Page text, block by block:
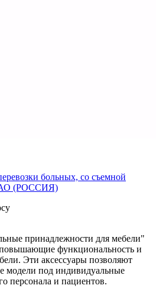
больных, со съемной
(РОССИЯ)
принадлежности для мебели"
функциональность и
Эти аксессуары позволяют
модели под индивидуальные
персонала и пациентов.